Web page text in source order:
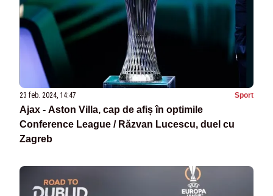
23 feb. 2024, 14:47 Sport
Ajax - Aston Villa, cap de afiș în optimile
Conference League / Răzvan Lucescu, duel cu
Zagreb